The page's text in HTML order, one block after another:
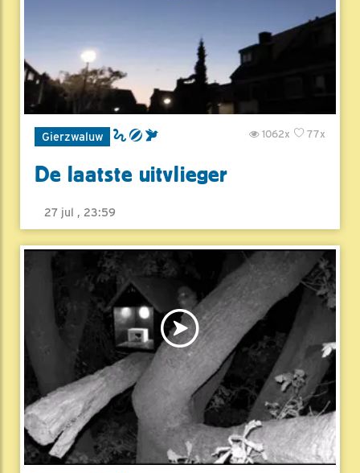
Gierzwaluw 77x
1062x
De laatste uitvlieger
27 jul , 23:59